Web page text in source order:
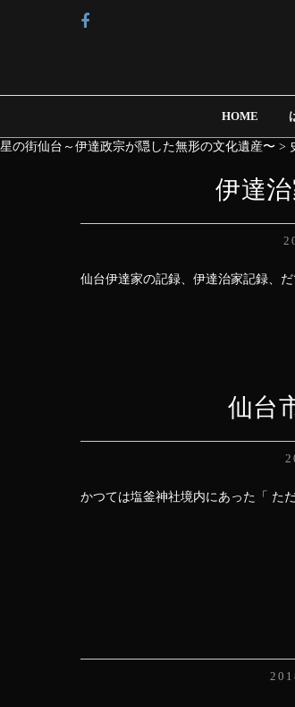
HOME
星の街仙台～伊達政宗が隠した無形の文化遺産〜 >
伊達
仙台伊達家の記録、伊達治家記録、
仙台
かつては塩釜神社境内にあった「 た